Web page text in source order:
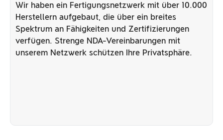
Wir haben ein Fertigungsnetzwerk mit über 10.000
Herstellern aufgebaut, die über ein breites
Spektrum an Fähigkeiten und Zertifizierungen
verfügen. Strenge NDA-Vereinbarungen mit
unserem Netzwerk schützen Ihre Privatsphäre.